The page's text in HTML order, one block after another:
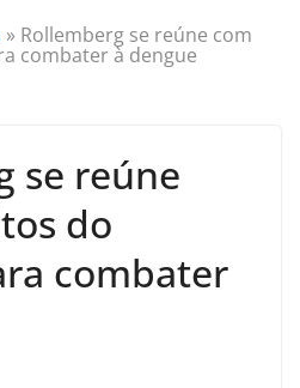
» Rollemberg se reúne com
combater à dengue
se reúne
do
combater